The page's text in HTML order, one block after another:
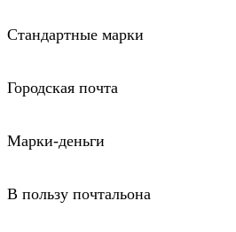
Стандартные марки
Городская почта
Марки-деньги
В пользу почтальона